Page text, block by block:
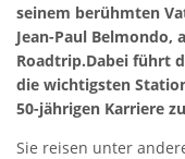
seinem berühmten
Jean-Paul
Roadtrip.Dabei führt
die wichtigsten
50-jährigen Karriere
Sie reisen unter